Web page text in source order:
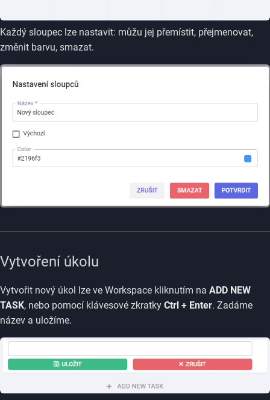
Každý sloupec lze nastavit: můžu jej přemístit, přejmenovat,
změnit barvu, smazat.
Vytvoření úkolu
Vytvořit nový úkol lze ve Workspace kliknutím na ADD NEW
TASK, nebo pomocí klávesové zkratky Ctrl + Enter. Zadáme
název a uložíme.